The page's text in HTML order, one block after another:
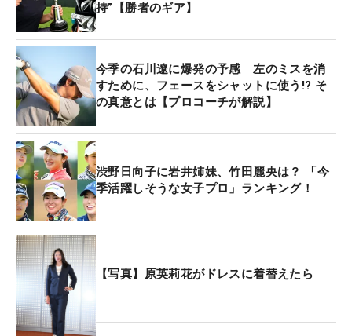
持”【勝者のギア】
今季の石川遼に爆発の予感 左のミスを消
すために、フェースをシャットに使う!? そ
の真意とは【プロコーチが解説】
渋野日向子に岩井姉妹、竹田麗央は？ 「今
季活躍しそうな女子プロ」ランキング！
【写真】原英莉花がドレスに着替えたら